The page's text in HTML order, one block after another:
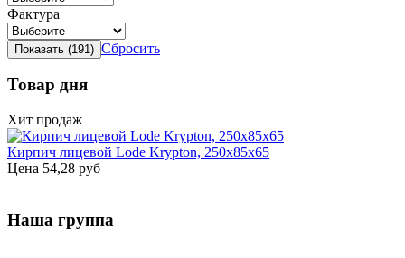
Фактура
Сбросить
Товар дня
Хит продаж
Кирпич лицевой Lode Krypton, 250x85x65
Цена 54,28 руб
Наша группа